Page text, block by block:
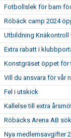
Fotbollslek för barn
Röbäck camp 2024
Utbildning Knäkontroll
Extra rabatt i
Konstgräset öppet för
Vill du ansvara för vår
Fel i utskick
Kallelse till extra
Röbäcks Arena AB
Nya medlemsavgifter